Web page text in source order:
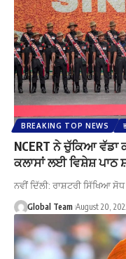
BREAKING TOP NEWS
NCERT ਨੇ ਚੁੱਕਿਆ
ਕਲਾਸਾਂ ਲਈ ਵਿਸ਼ੇਸ਼ ਪਾਠ
ਨਵੀਂ ਦਿੱਲੀ: ਰਾਸ਼ਟਰੀ ਸਿੱਖਿਆ
Global Team August 20,